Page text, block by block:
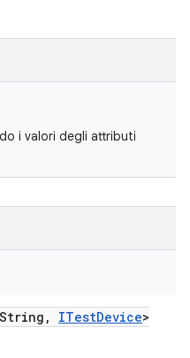
i valori degli attributi
, ITestDevice>